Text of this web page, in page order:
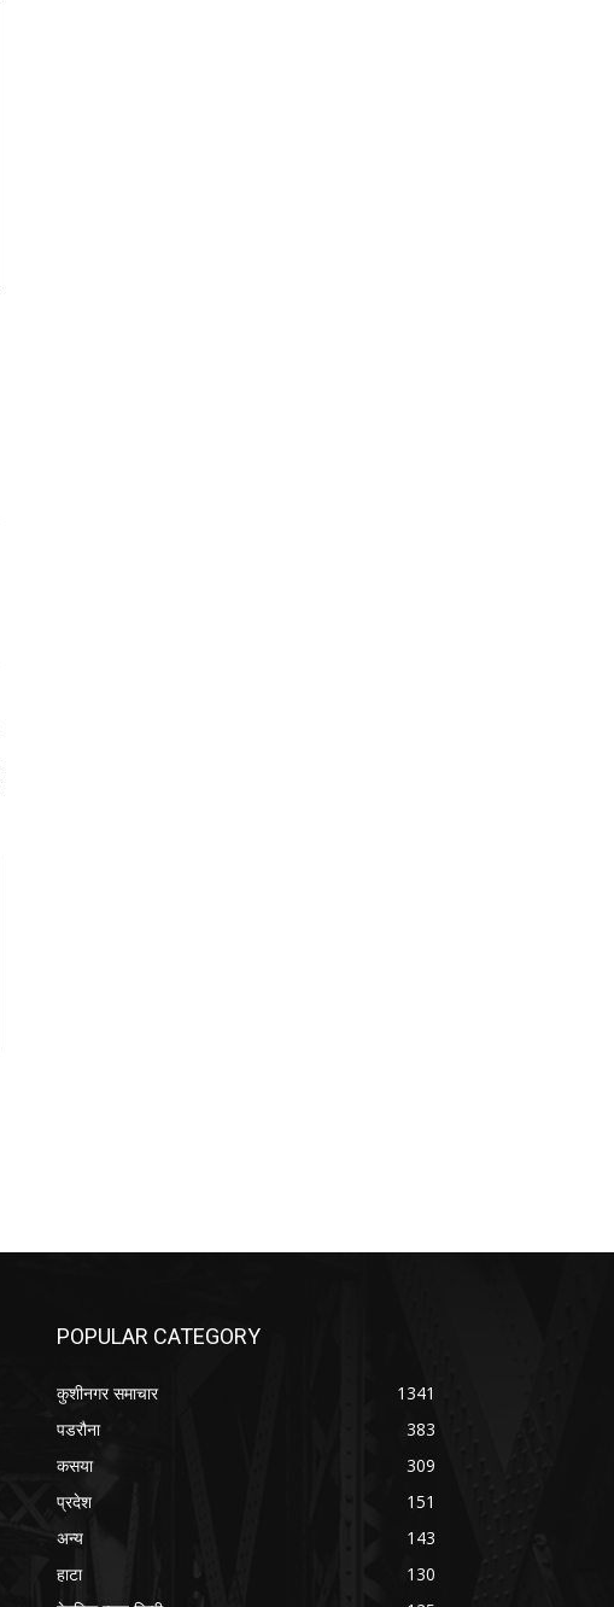
POPULAR CATEGORY
कुशीनगर समाचार
1341
पडरौना
383
कसया
309
प्रदेश
151
अन्य
143
हाटा
130